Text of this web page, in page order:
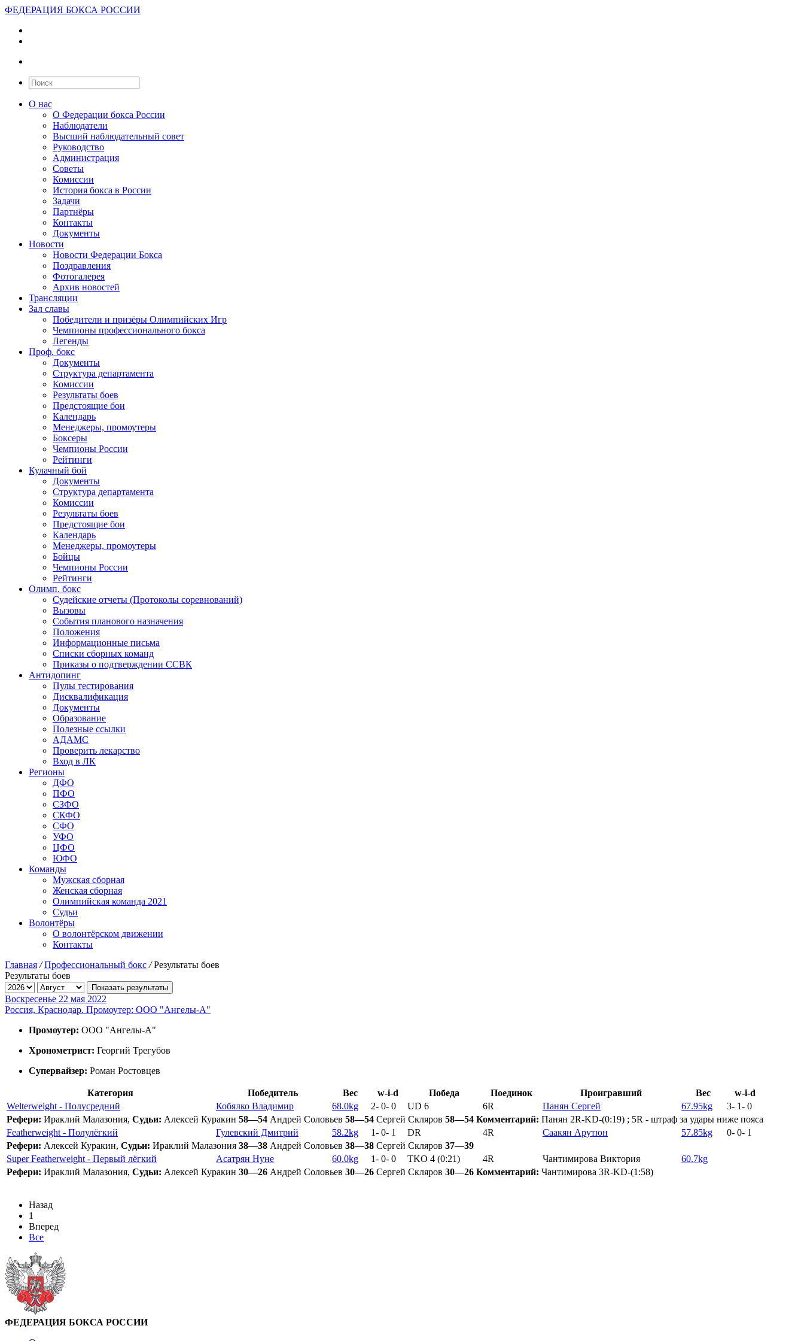
ФЕДЕРАЦИЯ БОКСА РОССИИ
О нас
О Федерации бокса России
Наблюдатели
Высший наблюдательный совет
Руководство
Администрация
Советы
Комиссии
История бокса в России
Задачи
Партнёры
Контакты
Документы
Новости
Новости Федерации Бокса
Поздравления
Фотогалерея
Архив новостей
Трансляции
Зал славы
Победители и призёры Олимпийских Игр
Чемпионы профессионального бокса
Легенды
Проф. бокс
Документы
Структура департамента
Комиссии
Результаты боев
Предстоящие бои
Календарь
Менеджеры, промоутеры
Боксеры
Чемпионы России
Рейтинги
Кулачный бой
Документы
Структура департамента
Комиссии
Результаты боев
Предстоящие бои
Календарь
Менеджеры, промоутеры
Бойцы
Чемпионы России
Рейтинги
Олимп. бокс
Судейские отчеты (Протоколы соревнований)
Вызовы
События планового назначения
Положения
Информационные письма
Списки сборных команд
Приказы о подтверждении ССВК
Антидопинг
Пулы тестирования
Дисквалификация
Документы
Образование
Полезные ссылки
АДАМС
Проверить лекарство
Вход в ЛК
Регионы
ДФО
ПФО
СЗФО
СКФО
СФО
УФО
ЦФО
ЮФО
Команды
Мужская сборная
Женская сборная
Олимпийская команда 2021
Судьи
Волонтёры
О волонтёрском движении
Контакты
Главная / Профессиональный бокс /Результаты боев
Результаты боев
Показать результаты
Воскресенье 22 мая 2022
Россия, Краснодар. Промоутер: ООО "Ангелы-А"
Промоутер: ООО "Ангелы-А"
Хронометрист: Георгий Трегубов
Супервайзер: Роман Ростовцев
Категория Победитель Вес w-i-d Победа Поединок Проигравший Вес
w-i-d
Welterweight - Полусредний
Кобялко Владимир 68.0kg 2- 0- 0 UD 6 6R Панян Сергей 67.95kg 3- 1- 0
Рефери: Ираклий Малазония, Судьи: Алексей Куракин 58—54 Андрей Соловьев 58—54 Сергей Скляров 58—54 Комментарий: Панян 2R-KD-(0:19) ; 5R - штраф за удары ниже пояса
Featherweight - Полулёгкий
Гулевский Дмитрий 58.2kg 1- 0- 1 DR 4R Саакян Арутюн 57.85kg 0- 0- 1
Рефери: Алексей Куракин, Судьи: Ираклий Малазония 38—38 Андрей Соловьев 38—38 Сергей Скляров 37—39
Super Featherweight - Первый лёгкий
Асатрян Нуне 60.0kg 1- 0- 0 TKO 4 (0:21) 4R Чантимирова Виктория
60.7kg
Рефери: Ираклий Малазония, Судьи: Алексей Куракин 30—26 Андрей Соловьев 30—26 Сергей Скляров 30—26 Комментарий: Чантимирова 3R-KD-(1:58)
Назад
1
Вперед
Все
ФЕДЕРАЦИЯ БОКСА РОССИИ